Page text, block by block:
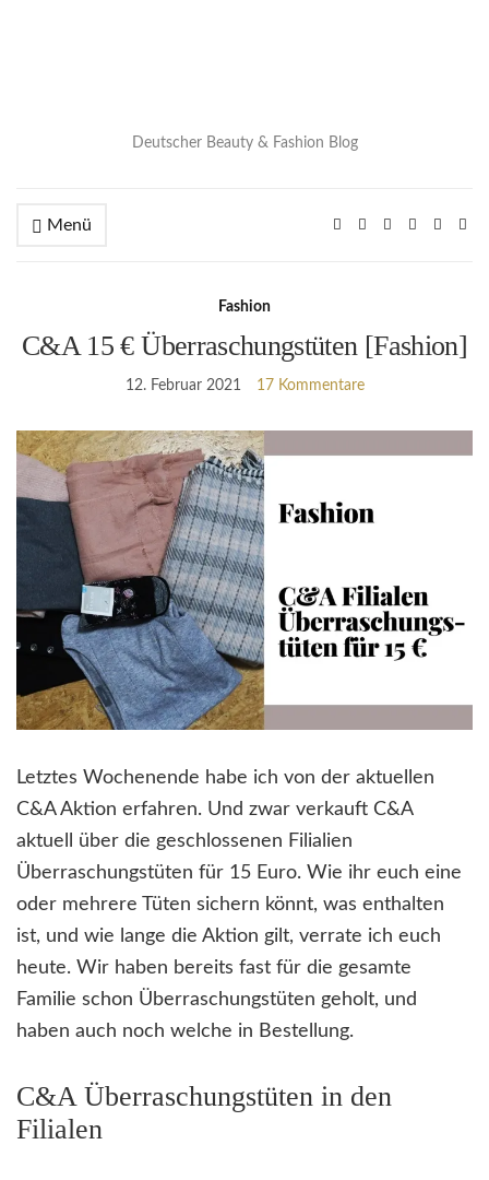
Deutscher Beauty & Fashion Blog
Menü
Fashion
C&A 15 € Überraschungstüten [Fashion]
12. Februar 2021 17 Kommentare
Letztes Wochenende habe ich von der aktuellen
C&A Aktion erfahren. Und zwar verkauft C&A
aktuell über die geschlossenen Filialien
Überraschungstüten für 15 Euro. Wie ihr euch eine
oder mehrere Tüten sichern könnt, was enthalten
ist, und wie lange die Aktion gilt, verrate ich euch
heute. Wir haben bereits fast für die gesamte
Familie schon Überraschungstüten geholt, und
haben auch noch welche in Bestellung.
C&A Überraschungstüten in den
Filialen